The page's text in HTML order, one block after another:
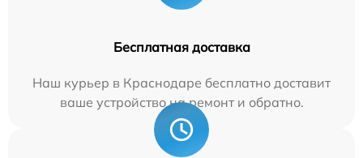
Бесплатная доставка
Наш курьер в Краснодаре бесплатно доставит
ваше устройство на ремонт и обратно.